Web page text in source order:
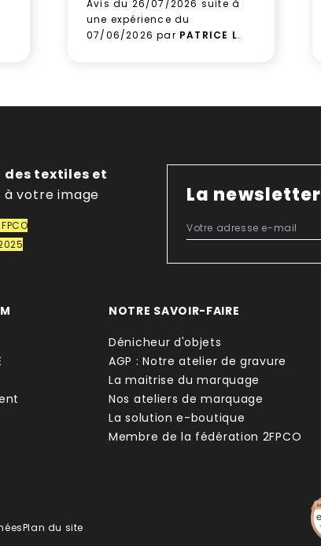
Avis du 26/07/2026 suite à
une expérience du
07/06/2026 par PATRICE L.
des textiles et
à votre image La newsletter
NOTRE SAVOIR-FAIRE
Dénicheur d'objets
AGP : Notre atelier de gravure
La maitrise du marquage
Nos ateliers de marquage
La solution e-boutique
Membre de la fédération 2FPCO
Plan du site